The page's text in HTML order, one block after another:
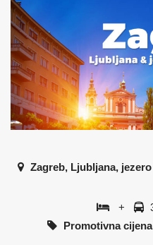
Zagreb, Ljubljana,
+
Promotivna